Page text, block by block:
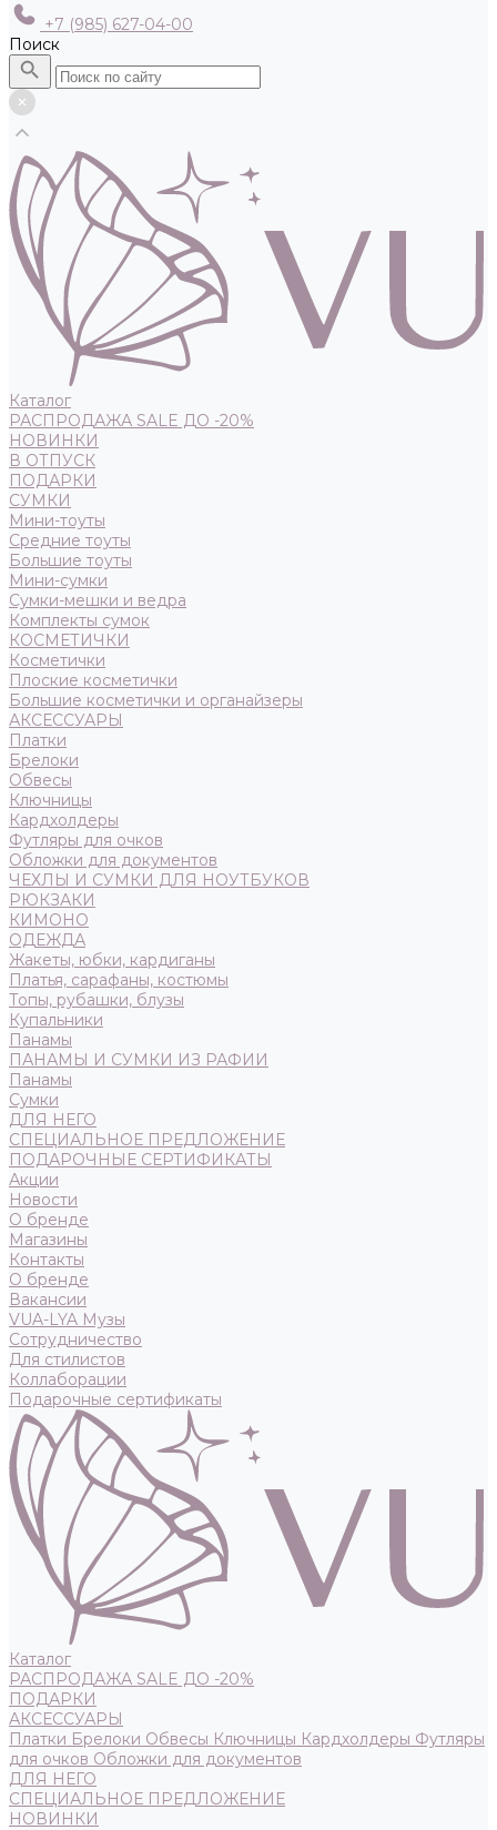
+7 (985) 627-04-00
Поиск
Каталог
РАСПРОДАЖА SALE ДО -20%
НОВИНКИ
В ОТПУСК
ПОДАРКИ
СУМКИ
Мини-тоуты
Средние тоуты
Большие тоуты
Мини-сумки
Сумки-мешки и ведра
Комплекты сумок
КОСМЕТИЧКИ
Косметички
Плоские косметички
Большие косметички и органайзеры
АКСЕССУАРЫ
Платки
Брелоки
Обвесы
Ключницы
Кардхолдеры
Футляры для очков
Обложки для документов
ЧЕХЛЫ И СУМКИ ДЛЯ НОУТБУКОВ
РЮКЗАКИ
КИМОНО
ОДЕЖДА
Жакеты, юбки, кардиганы
Платья, сарафаны, костюмы
Топы, рубашки, блузы
Купальники
Панамы
ПАНАМЫ И СУМКИ ИЗ РАФИИ
Панамы
Сумки
ДЛЯ НЕГО
СПЕЦИАЛЬНОЕ ПРЕДЛОЖЕНИЕ
ПОДАРОЧНЫЕ СЕРТИФИКАТЫ
Акции
Новости
О бренде
Магазины
Контакты
О бренде
Вакансии
VUA-LYA Музы
Сотрудничество
Для стилистов
Коллаборации
Подарочные сертификаты
Каталог
РАСПРОДАЖА SALE ДО -20%
ПОДАРКИ
АКСЕССУАРЫ
Платки Брелоки Обвесы Ключницы Кардхолдеры Футляры
для очков Обложки для документов
ДЛЯ НЕГО
СПЕЦИАЛЬНОЕ ПРЕДЛОЖЕНИЕ
НОВИНКИ